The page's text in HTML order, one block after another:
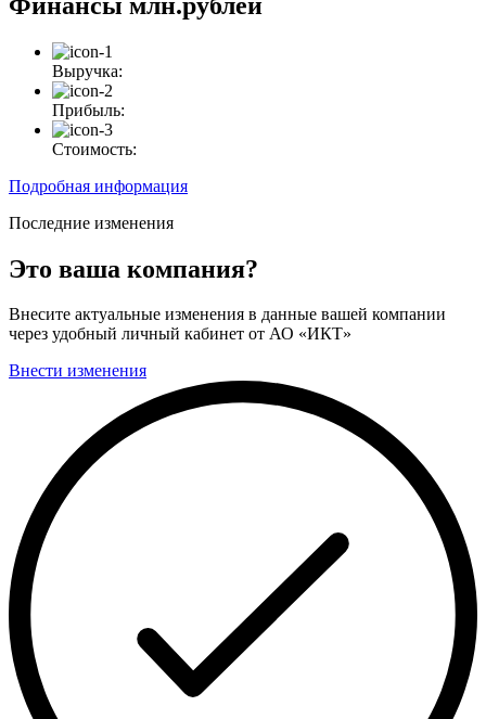
Выручка:
Прибыль:
Стоимость:
Подробная информация
Последние изменения
Это ваша компания?
Внесите актуальные изменения в данные вашей компании
через удобный личный кабинет от АО «ИКТ»
Внести изменения